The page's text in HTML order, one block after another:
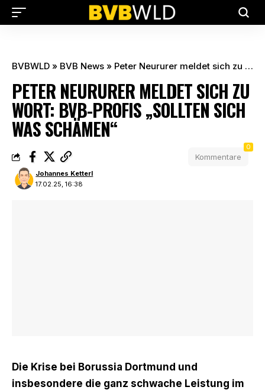
BVBWLD » BVB News » Peter Neururer meldet sich zu Wort: BVB-Profis „sollten sich was schämen“
PETER NEURURER MELDET SICH ZU
WORT: BVB-PROFIS „SOLLTEN SICH
WAS SCHÄMEN“
17.02.25, 16:38
Johannes Ketterl
Kommentare
0
Die Krise bei Borussia Dortmund und
insbesondere die ganz schwache Leistung im